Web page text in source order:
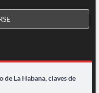
La Habana, claves de